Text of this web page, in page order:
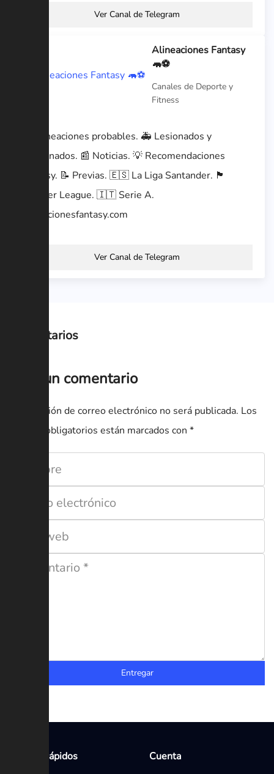
Ver Canal de Telegram
Alineaciones Fantasy
🦛⚽️
Canales de Deporte y
Fitness
⚽ Alineaciones probables. 🚑 Lesionados y
sancionados. 📰 Noticias. 💡 Recomendaciones
Fantasy. 📝 Previas. 🇪🇸 La Liga Santander. 🏴
Premier League. 🇮🇹 Serie A.
alineacionesfantasy.com
Ver Canal de Telegram
Comentarios
Deja un comentario
Tu dirección de correo electrónico no será publicada. Los
campos obligatorios están marcados con *
Entregar
Enlaces rápidos
Cuenta